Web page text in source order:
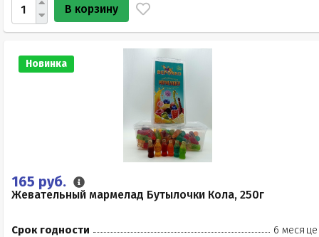
В корзину
Новинка
165 руб.
Жевательный мармелад Бутылочки Кола, 250г
Срок годности
6